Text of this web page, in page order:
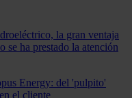
la gran ventaja
se ha prestado la atención
Energy: del 'pulpito'
el cliente